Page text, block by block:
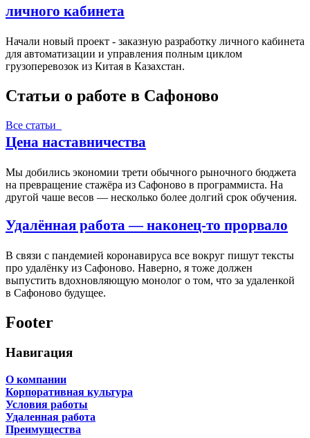
личного кабинета
Начали новый проект - заказную разработку личного кабинета
для автоматизации и управления полным циклом
грузоперевозок из Китая в Казахстан.
Статьи о работе в Сафоново
Все статьи
Цена наставничества
Мы добились экономии трети обычного рыночного бюджета
на превращение стажёра из Сафоново в программиста. На
другой чаше весов — несколько более долгий срок обучения.
Удалённая работа — наконец-то прорвало
В связи с пандемией коронавируса все вокруг пишут тексты
про удалёнку из Сафоново. Наверно, я тоже должен
выпустить вдохновляющую монолог о том, что за удаленкой
в Сафоново будущее.
Footer
Навигация
О компании
Корпоративная культура
Условия работы
Удаленная работа
Преимущества